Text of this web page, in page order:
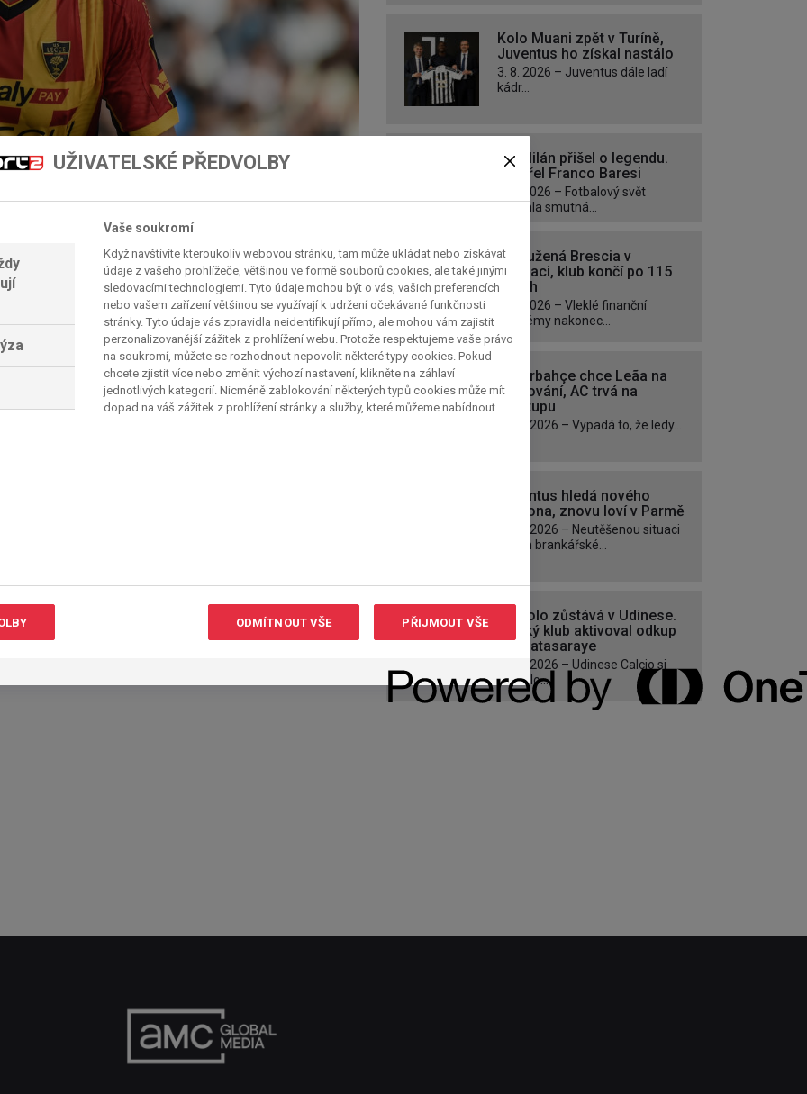
sestupující. Pisa (18 bodů) i Hellas Verona
naději a příští rok je čeká Serie B. Zbývá
do party? Černý Petr aktuálně straší
kolo může přinést naději.
body a v neděli ho nečeká nic jiného než
Pisu a nic jiného než zisk tří bodů nebere. Pokud
kapitola se pravděpodobně uzavře. Motivace
svého hlavního konkurenta.
zkouška. Na domácím stadionu přivítají giganta
rve o pozice zaručující Ligu mistrů, a body
a Cremonese splní domácí povinnost,
v pátek 8. 5. a končí pondělní dohrávkou
přenosu na stanici Sport1!
Kolo Muani zpět v Turíně,
Juventus ho získal nastálo
3. 8. 2026 – Juventus dále ladí
kádr...
AC Milán přišel o legendu.
Zemřel Franco Baresi
2. 8. 2026 – Fotbalový svět
zasáhla smutná...
Zadlužená Brescia v
likvidaci, klub končí po 115
letech
1. 8. 2026 – Vleklé finanční
problémy nakonec...
Fenerbahçe chce Leãa na
hostování, AC trvá na
přestupu
30. 7. 2026 – Vypadá to, že ledy...
Juventus hledá nového
Buffona, znovu loví v Parmě
28. 7. 2026 – Neutěšenou situaci
kolem brankářské...
Zaniolo zůstává v Udinese.
Italský klub aktivoval odkup
z Galatasaraye
26. 7. 2026 – Udinese Calcio si
pojistilo...
UŽIVATELSKÉ PŘEDVOLBY
Vaše soukromí
Když navštívíte kteroukoliv webovou stránku, tam může ukládat nebo získávat
údaje z vašeho prohlížeče, většinou ve formě souborů cookies, ale také jinými
sledovacími technologiemi. Tyto údaje mohou být o vás, vašich preferencích
nebo vašem zařízení většinou se využívají k udržení očekávané funkčnosti
stránky. Tyto údaje vás zpravidla neidentifikují přímo, ale mohou vám zajistit
perzonalizovanější zážitek z prohlížení webu. Protože respektujeme vaše právo
na soukromí, můžete se rozhodnout nepovolit některé typy cookies. Pokud
chcete zjistit více nebo změnit výchozí nastavení, klikněte na záhlaví
jednotlivých kategorií. Nicméně zablokování některých typů cookies může mít
dopad na váš zážitek z prohlížení stránky a služby, které můžeme nabídnout.
ODMÍTNOUT VŠE PŘIJMOUT VŠE